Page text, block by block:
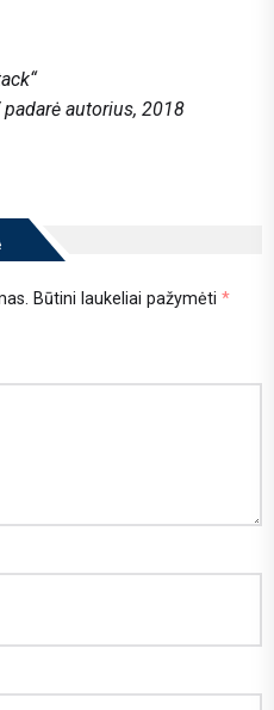
autorius, 2018
Būtini laukeliai pažymėti *